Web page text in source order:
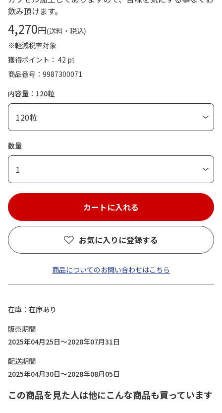
飲み頂けます。
4,270円(送料・税込)
※軽減税率対象
獲得ポイント： 42 pt
商品番号
9987300071
内容量：120粒
数量
1
お気に入りに登録する
商品についてのお問い合わせはこちら
在庫
在庫あり
販売期間
2025年04月25日～2028年07月31日
配送期間
2025年04月30日～2028年08月05日
この商品を見た人は他にこんな商品も買っています